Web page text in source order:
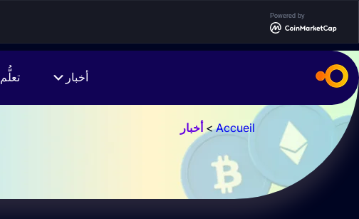
Powered by
أخبار تعلُّم
Accueil
> أخبار